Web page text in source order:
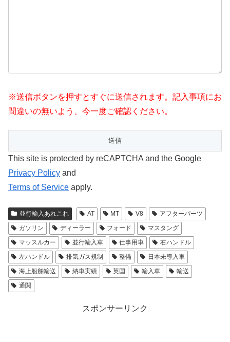
※送信ボタンを押すとすぐに送信されます。記入事項にお
間違いの無いよう、今一度ご確認ください。
This site is protected by reCAPTCHA and the Google
Privacy Policy and
Terms of Service apply.
並行輸入あれこれ AT MT V8
アフターパーツ
ガソリン
ディーラー フォード
マスタング
マッスルカー
並行輸入車 仕事用車
右ハンドル
左ハンドル
排気ガス規制 整備
日本未導入車
海上船舶輸送
納車実績 英国 輸入車
輸送
通関
スポンサーリンク